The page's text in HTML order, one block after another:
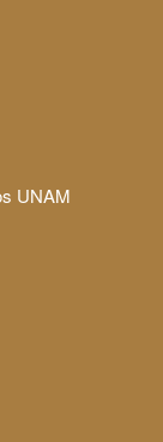
UNAM